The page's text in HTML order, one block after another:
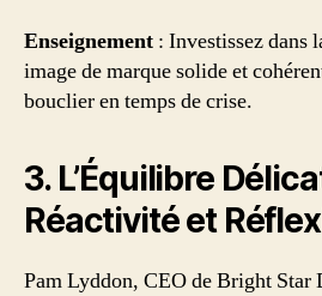
Enseignement : Investissez dans
image de marque solide et
bouclier en temps de crise.
3. L’Équilibre
Réactivité et
Pam Lyddon, CEO de Bright Star